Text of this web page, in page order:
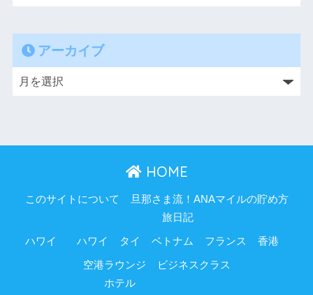
アーカイブ
HOME
このサイトについて 旦那さま流！ANAマイルの貯め方
ハワイ
旅日記
ハワイ タイ ベトナム フランス 香港
空港ラウンジ
ビジネスクラス
ホテル